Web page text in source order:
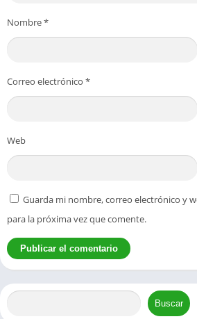
Nombre*
Correo electrónico *
Web
Guarda mi nombre, correo electrónico y
para la próxima vez que comente.
Buscar